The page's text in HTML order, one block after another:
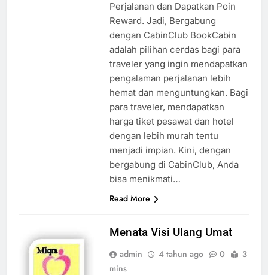
Perjalanan dan Dapatkan Poin
Reward. Jadi, Bergabung
dengan CabinClub BookCabin
adalah pilihan cerdas bagi para
traveler yang ingin mendapatkan
pengalaman perjalanan lebih
hemat dan menguntungkan. Bagi
para traveler, mendapatkan
harga tiket pesawat dan hotel
dengan lebih murah tentu
menjadi impian. Kini, dengan
bergabung di CabinClub, Anda
bisa menikmati…
Read More
Menata Visi Ulang Umat
admin 4 tahun ago 0
3
mins